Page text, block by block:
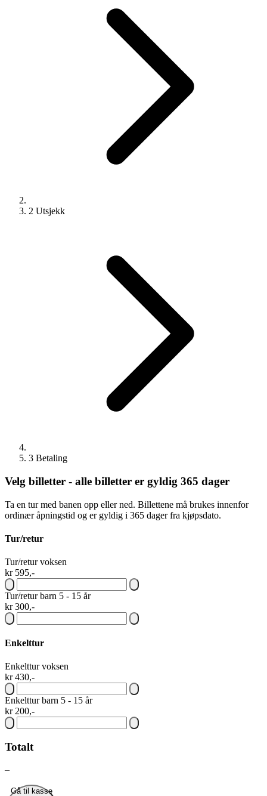
2 Utsjekk
3 Betaling
Velg billetter - alle billetter er gyldig 365 dager
Ta en tur med banen opp eller ned. Billettene må brukes innenfor
ordinær åpningstid og er gyldig i 365 dager fra kjøpsdato.
Tur/retur
Tur/retur voksen
kr 595,-
Tur/retur barn 5 - 15 år
kr 300,-
Enkelttur
Enkelttur voksen
kr 430,-
Enkelttur barn 5 - 15 år
kr 200,-
Totalt
–
Gå til kasse